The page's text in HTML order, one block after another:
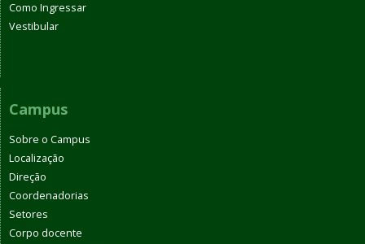
Como Ingressar
Vestibular
Campus
Sobre o Campus
Localização
Direção
Coordenadorias
Setores
Corpo docente